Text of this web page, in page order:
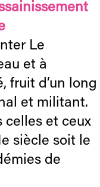
Le
et à
fruit d’un long
et militant.
celles et ceux
siècle soit le
de